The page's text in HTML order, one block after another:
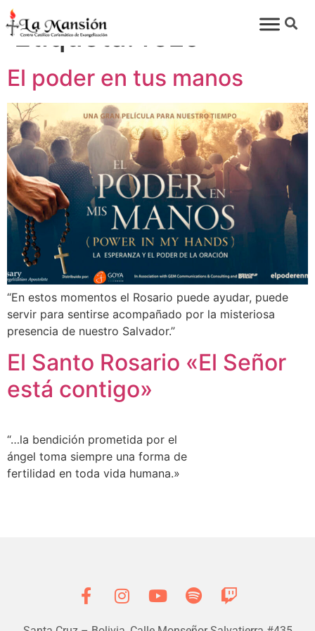
Etiqueta: rezo
El poder en tus manos
“En estos momentos el Rosario puede ayudar, puede
servir para sentirse acompañado por la misteriosa
presencia de nuestro Salvador.”
El Santo Rosario «El Señor
está contigo»
“…la bendición prometida por el
ángel toma siempre una forma de
fertilidad en toda vida humana.»